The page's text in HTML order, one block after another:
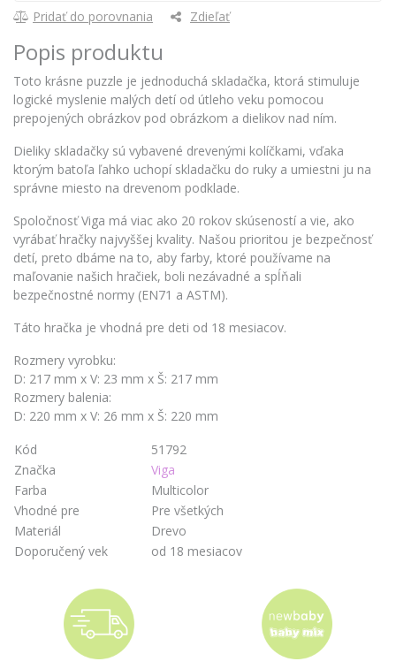
Pridať do porovnania Zdieľať
Popis produktu
Toto krásne puzzle je jednoduchá skladačka, ktorá stimuluje
logické myslenie malých detí od útleho veku pomocou
prepojených obrázkov pod obrázkom a dielikov nad ním.
Dieliky skladačky sú vybavené drevenými kolíčkami, vďaka
ktorým batoľa ľahko uchopí skladačku do ruky a umiestni ju na
správne miesto na drevenom podklade.
Spoločnosť Viga má viac ako 20 rokov skúseností a vie, ako
vyrábať hračky najvyššej kvality. Našou prioritou je bezpečnosť
detí, preto dbáme na to, aby farby, ktoré používame na
maľovanie našich hračiek, boli nezávadné a spĺňali
bezpečnostné normy (EN71 a ASTM).
Táto hračka je vhodná pre deti od 18 mesiacov.
Rozmery vyrobku:
D: 217 mm x V: 23 mm x Š: 217 mm
Rozmery balenia:
D: 220 mm x V: 26 mm x Š: 220 mm
Kód
51792
Značka
Viga
Farba
Multicolor
Vhodné pre
Pre všetkých
Materiál
Drevo
Doporučený vek
od 18 mesiacov